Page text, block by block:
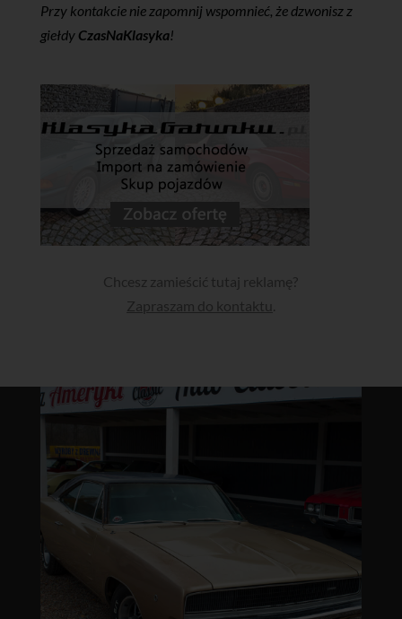
Przy kontakcie nie zapomnij wspomnieć, że dzwonisz z
giełdy CzasNaKlasyka!
Chcesz zamieścić tutaj reklamę?
Zapraszam do kontaktu